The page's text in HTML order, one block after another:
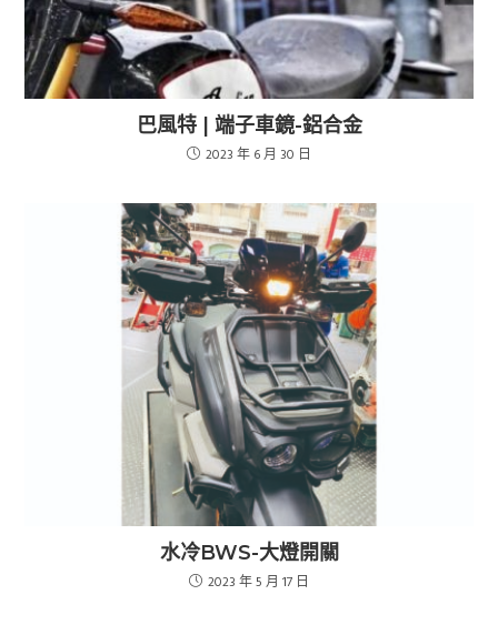
巴風特 | 端子車鏡-鋁合金
2023 年 6 月 30 日
水冷BWS-大燈開關
2023 年 5 月 17 日